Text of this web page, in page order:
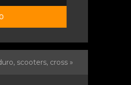
scooters, cross »